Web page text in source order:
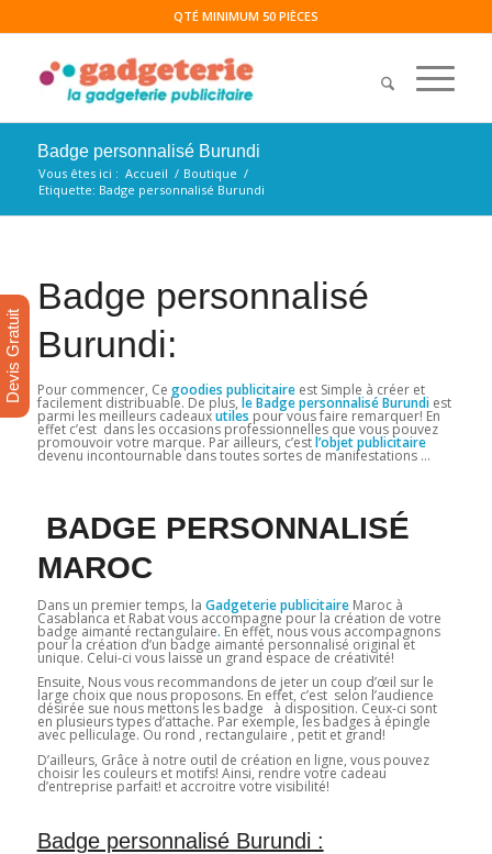
QTÉ MINIMUM 50 PIÈCES
Badge personnalisé Burundi
Vous êtes ici : Accueil / Boutique /
Etiquette: Badge personnalisé Burundi
Badge personnalisé
Burundi:
Pour commencer, Ce goodies publicitaireest Simple à créer et
facilement distribuable. De plus, le Badge personnalisé Burundi est
parmi les meilleurs cadeauxutiles pour vous faire remarquer! En
effet c’est dans les occasions professionnelles que vous pouvez
promouvoir votre marque. Par ailleurs, c’estl’objet publicitaire
devenu incontournable dans toutes sortes de manifestations …
BADGE PERSONNALISÉ
MAROC
Dans un premier temps, la Gadgeterie publicitaireMaroc à
Casablanca et Rabat vous accompagne pour la création de votre
badge aimanté rectangulaire. En effet, nous vous accompagnons
pour la création d’un badge aimanté personnalisé original et
unique. Celui-ci vous laisse un grand espace de créativité!
Ensuite, Nous vous recommandons de jeter un coup d’œil sur le
large choix que nous proposons. En effet, c’est selon l’audience
désirée sue nous mettons les badge à disposition. Ceux-ci sont
en plusieurs types d’attache. Par exemple, les badges à épingle
avec pelliculage. Ou rond , rectangulaire , petit et grand!
D’ailleurs, Grâce à notre outil de création en ligne, vous pouvez
choisir les couleurs et motifs! Ainsi, rendre votre cadeau
d’entreprise parfait! et accroitre votre visibilité!
Badge personnalisé Burundi :
Devis Gratuit